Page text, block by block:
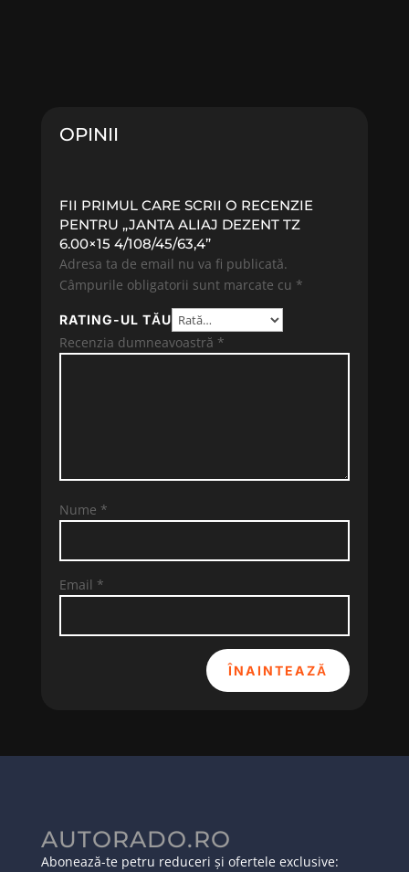
OPINII
FII PRIMUL CARE SCRII O RECENZIE
PENTRU „JANTA ALIAJ DEZENT TZ
6.00×15 4/108/45/63,4”
Adresa ta de email nu va fi publicată.
Câmpurile obligatorii sunt marcate cu *
RATING-UL TĂU
Recenzia dumneavoastră *
Nume *
Email *
ÎNAINTEAZĂ
AUTORADO.RO
Abonează-te petru reduceri și ofertele exclusive: